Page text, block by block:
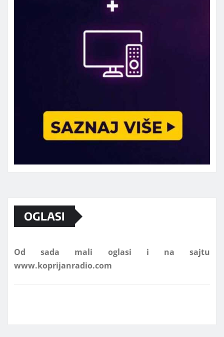
OGLASI
Od sada mali oglasi i na sajtu